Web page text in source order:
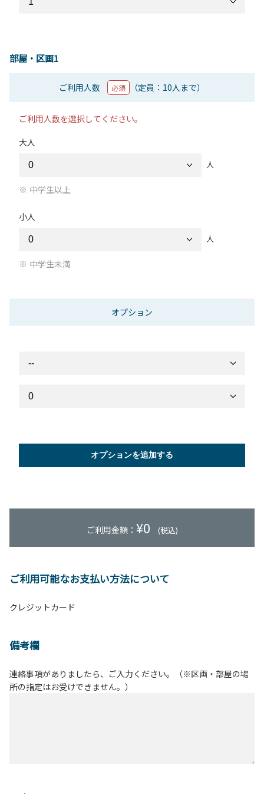
部屋・区画1
ご利用人数 必須 （定員：10人まで）
ご利用人数を選択してください。
大人
人
中学生以上
小人
人
中学生未満
オプション
オプションを追加する
ご利用金額： ¥0 (税込)
ご利用可能なお支払い方法について
クレジットカード
備考欄
連絡事項がありましたら、ご入力ください。（※区画・部屋の場
所の指定はお受けできません。）